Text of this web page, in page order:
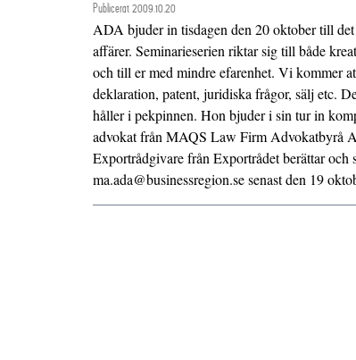
Publicerat 2009.10.20
ADA bjuder in tisdagen den 20 oktober till
affärer. Seminarieserien riktar sig till både
och till er med mindre efarenhet. Vi kommer
deklaration, patent, juridiska frågor, sälj etc.
håller i pekpinnen. Hon bjuder i sin tur in
advokat från MAQS Law Firm Advokatbyrå
Exportrådgivare från Exportrådet berättar
ma.ada@businessregion.se senast den 19